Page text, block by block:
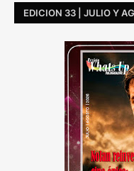
EDICION 33 | JULIO Y